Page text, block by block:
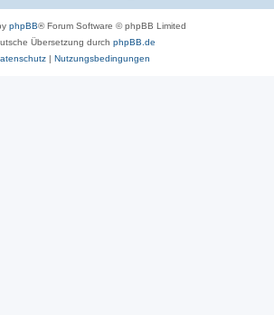
phpBB® Forum Software © phpBB Limited
Übersetzung durch phpBB.de
| Nutzungsbedingungen